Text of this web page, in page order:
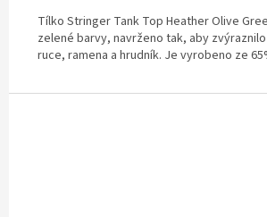
Tílko Stringer Tank Top Heather Olive
zelené barvy, navrženo tak, aby
ruce, ramena a hrudník. Je vyrobeno ze